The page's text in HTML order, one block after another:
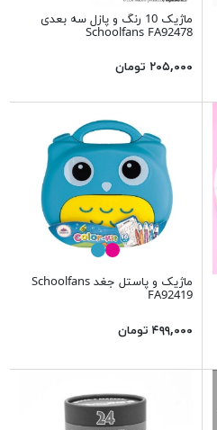
ماژیک 10 رنگ و پازل سه بعدی
Schoolfans FA92478
۲۰۵,۰۰۰ تومان
ماژیک و پاستل جغد Schoolfans
FA92419
۴۹۹,۰۰۰ تومان